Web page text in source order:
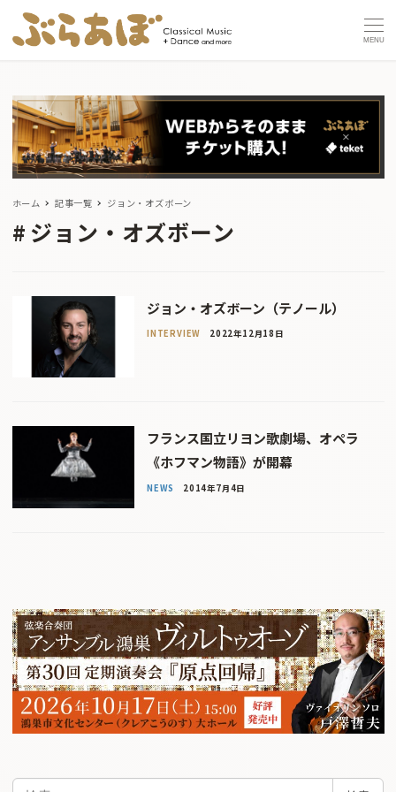
MENU
ホーム 記事一覧 ジョン・オズボーン
ジョン・オズボーン
ジョン・オズボーン（テノール）
INTERVIEW 2022年12月18日
フランス国立リヨン歌劇場、オペラ
《ホフマン物語》が開幕
NEWS 2014年7月4日
検